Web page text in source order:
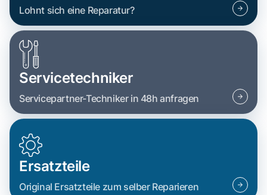
Lohnt sich eine Reparatur?
Servicetechniker
Servicepartner-Techniker in 48h anfragen
Ersatzteile
Original Ersatzteile zum selber Reparieren